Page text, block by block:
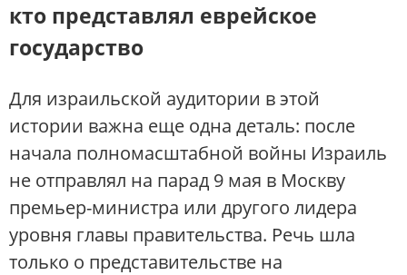
кто представлял еврейское
государство
Для израильской аудитории в этой
истории важна еще одна деталь: после
начала полномасштабной войны Израиль
не отправлял на парад 9 мая в Москву
премьер-министра или другого лидера
уровня главы правительства. Речь шла
только о представительстве на